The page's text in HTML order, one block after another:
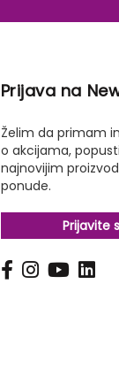
Prijava na
Želim da primam
o akcijama,
najnovijim
ponude.
Prijavite